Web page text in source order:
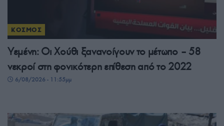
ΚΟΣΜΟΣ
Υεμένη: Οι Χούθι ξανανοίγουν το μέτωπο – 58
νεκροί στη φονικότερη επίθεση από το 2022
6/08/2026 - 11:55μμ